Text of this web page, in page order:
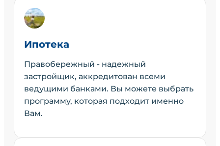
Ипотека
Правобережный - надежный
застройщик, аккредитован всеми
ведущими банками. Вы можете выбрать
программу, которая подходит именно
Вам.